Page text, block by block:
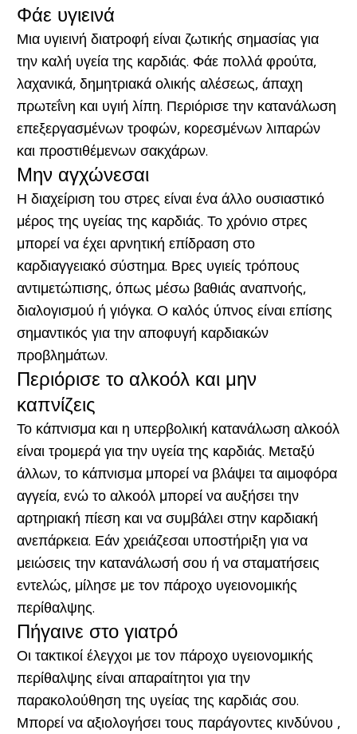
Φάε υγιεινά
Μια υγιεινή διατροφή είναι ζωτικής σημασίας για
την καλή υγεία της καρδιάς. Φάε πολλά φρούτα,
λαχανικά, δημητριακά ολικής αλέσεως, άπαχη
πρωτεΐνη και υγιή λίπη. Περιόρισε την κατανάλωση
επεξεργασμένων τροφών, κορεσμένων λιπαρών
και προστιθέμενων σακχάρων.
Μην αγχώνεσαι
Η διαχείριση του στρες είναι ένα άλλο ουσιαστικό
μέρος της υγείας της καρδιάς. Το χρόνιο στρες
μπορεί να έχει αρνητική επίδραση στο
καρδιαγγειακό σύστημα. Βρες υγιείς τρόπους
αντιμετώπισης, όπως μέσω βαθιάς αναπνοής,
διαλογισμού ή γιόγκα. Ο καλός ύπνος είναι επίσης
σημαντικός για την αποφυγή καρδιακών
προβλημάτων.
Περιόρισε το αλκοόλ και μην
καπνίζεις
Το κάπνισμα και η υπερβολική κατανάλωση αλκοόλ
είναι τρομερά για την υγεία της καρδιάς. Μεταξύ
άλλων, το κάπνισμα μπορεί να βλάψει τα αιμοφόρα
αγγεία, ενώ το αλκοόλ μπορεί να αυξήσει την
αρτηριακή πίεση και να συμβάλει στην καρδιακή
ανεπάρκεια. Εάν χρειάζεσαι υποστήριξη για να
μειώσεις την κατανάλωσή σου ή να σταματήσεις
εντελώς, μίλησε με τον πάροχο υγειονομικής
περίθαλψης.
Πήγαινε στο γιατρό
Οι τακτικοί έλεγχοι με τον πάροχο υγειονομικής
περίθαλψης είναι απαραίτητοι για την
παρακολούθηση της υγείας της καρδιάς σου.
Μπορεί να αξιολογήσει τους παράγοντες κινδύνου ,